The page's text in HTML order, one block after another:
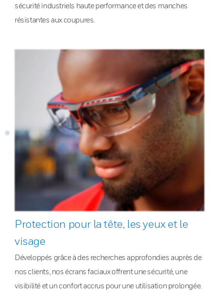
sécurité industriels haute performance et des manches
résistantes aux coupures.
Protection pour la tête, les yeux et le
visage
Développés grâce à des recherches approfondies auprès de
nos clients, nos écrans faciaux offrent une sécurité, une
visibilité et un confort accrus pour une utilisation prolongée.